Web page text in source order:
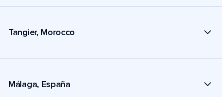
Tangier, Morocco
Málaga, España